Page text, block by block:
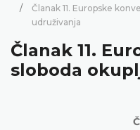
Članak 11. Europske
udruživanja
Članak 11.
sloboda